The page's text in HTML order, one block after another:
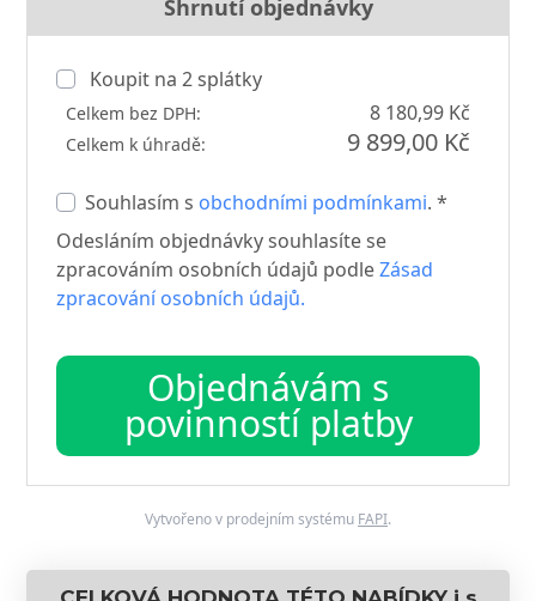
Shrnutí objednávky
Koupit na2splátky
Celkem bez DPH: 8 180,99 Kč
Celkem k úhradě: 9 899,00 Kč
Souhlasím s obchodními podmínkami. *
Odesláním objednávky souhlasíte se
zpracováním osobních údajů podleZásad
zpracování osobních údajů.
Objednávám s
povinností platby
Vytvořeno v prodejním systému FAPI.